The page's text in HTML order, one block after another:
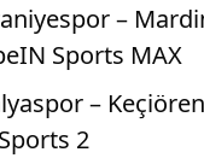
–
Sports MAX
–
2